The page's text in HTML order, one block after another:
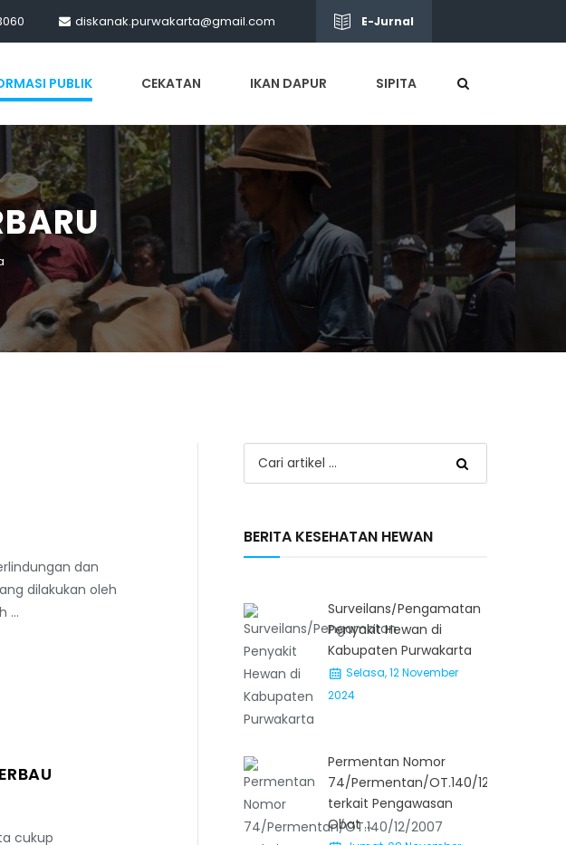
diskanak.purwakarta@gmail.com E-Jurnal
PUBLIK CEKATAN IKAN DAPUR SIPITA
dan
dilakukan oleh
...
cukup
BERITA KESEHATAN HEWAN
Surveilans/Pengamatan
Penyakit Hewan di
Kabupaten Purwakarta
Selasa, 12 November
2024
Permentan Nomor
74/Permentan/OT.140/12/2007
terkait Pengawasan
Obat ...